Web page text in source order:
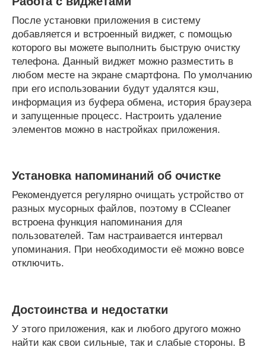
После установки приложения в систему
добавляется и встроенный виджет, с помощью
которого вы можете выполнить быструю очистку
телефона. Данный виджет можно разместить в
любом месте на экране смартфона. По умолчанию
при его использовании будут удалятся кэш,
информация из буфера обмена, история браузера
и запущенные процесс. Настроить удаление
элементов можно в настройках приложения.
Установка напоминаний об очистке
Рекомендуется регулярно очищать устройство от
разных мусорных файлов, поэтому в CCleaner
встроена функция напоминания для
пользователей. Там настраивается интервал
упоминания. При необходимости её можно вовсе
отключить.
Достоинства и недостатки
У этого приложения, как и любого другого можно
найти как свои сильные, так и слабые стороны. В